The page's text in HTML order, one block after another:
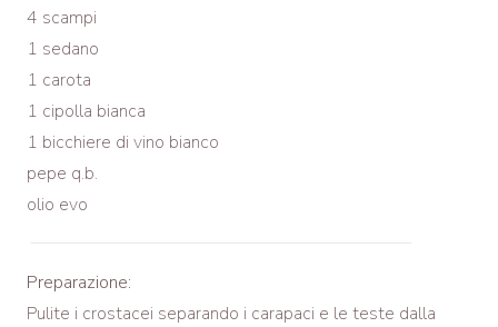
4 scampi
1 sedano
1 carota
1 cipolla bianca
1 bicchiere di vino bianco
pepe q.b.
olio evo
Preparazione:
Pulite i crostacei separando i carapaci e le teste dalla